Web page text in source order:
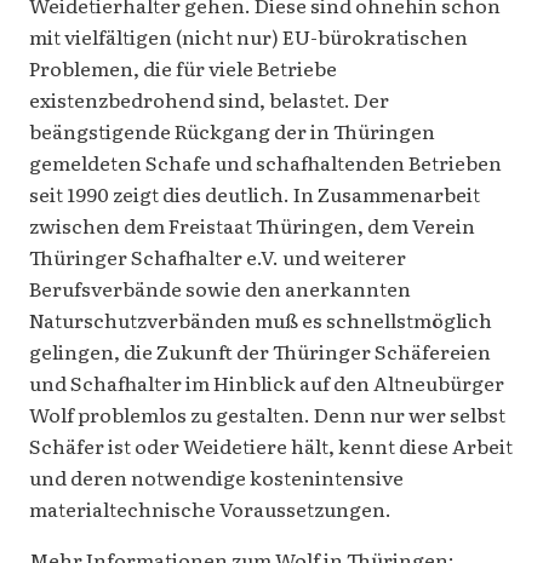
mit vielfältigen (nicht nur) EU-bürokratischen
Problemen, die für viele Betriebe
existenzbedrohend sind, belastet. Der
beängstigende Rückgang der in Thüringen
gemeldeten Schafe und schafhaltenden Betrieben
seit 1990 zeigt dies deutlich. In Zusammenarbeit
zwischen dem Freistaat Thüringen, dem Verein
Thüringer Schafhalter e.V. und weiterer
Berufsverbände sowie den anerkannten
Naturschutzverbänden muß es schnellstmöglich
gelingen, die Zukunft der Thüringer Schäfereien
und Schafhalter im Hinblick auf den Altneubürger
Wolf problemlos zu gestalten. Denn nur wer selbst
Schäfer ist oder Weidetiere hält, kennt diese Arbeit
und deren notwendige kostenintensive
materialtechnische Voraussetzungen.